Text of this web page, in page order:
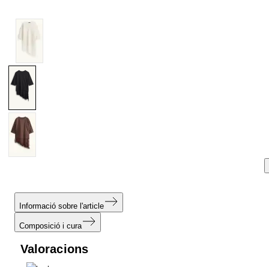
Informació sobre l'article
Composició i cura
Valoracions